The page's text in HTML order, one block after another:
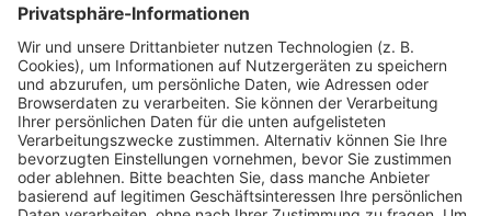
Firmenporträts
Panorama
Produkte
Ratgeber
Weitblick